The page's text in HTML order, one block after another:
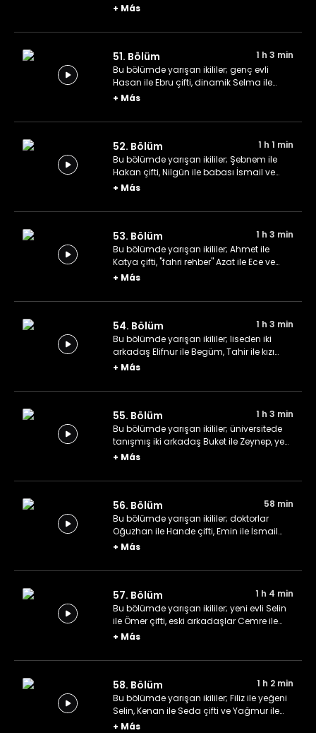
Kevser ve Müzeyyen ile Emircan hemşire
+ Más
51. Bölüm
1 h 3 min
Bu bölümde yarışan ikililer; genç evli
Hasan ile Ebru çifti, dinamik Selma ile
Hülya ikilisi ve gelin-görümce ekibi Fatma
+ Más
52. Bölüm
1 h 1 min
Bu bölümde yarışan ikililer; Şebnem ile
Hakan çifti, Nilgün ile babası İsmail ve
Hülya ile Erkan çifti.
+ Más
53. Bölüm
1 h 3 min
Bu bölümde yarışan ikililer; Ahmet ile
Katya çifti, "fahri rehber" Azat ile Ece ve
Şevval ile Hilal kardeşler.
+ Más
54. Bölüm
1 h 3 min
Bu bölümde yarışan ikililer; liseden iki
arkadaş Elifnur ile Begüm, Tahir ile kızı
Ceyda ve Büşra ile Semih kardeşler.
+ Más
55. Bölüm
1 h 3 min
Bu bölümde yarışan ikililer; üniversitede
tanışmış iki arkadaş Buket ile Zeynep, yeni
evli Yavuzhan ile Neslişah çifti ve diş
+ Más
56. Bölüm
58 min
Bu bölümde yarışan ikililer; doktorlar
Oğuzhan ile Hande çifti, Emin ile İsmail
kardeşler ve "keyifli yoğunluk" Melis ile
+ Más
57. Bölüm
1 h 4 min
Bu bölümde yarışan ikililer; yeni evli Selin
ile Ömer çifti, eski arkadaşlar Cemre ile
Şevval ve çocukluk arkadaşları Buket ile
+ Más
58. Bölüm
1 h 2 min
Bu bölümde yarışan ikililer; Filiz ile yeğeni
Selin, Kenan ile Seda çifti ve Yağmur ile
Sevim kardeşler.
+ Más